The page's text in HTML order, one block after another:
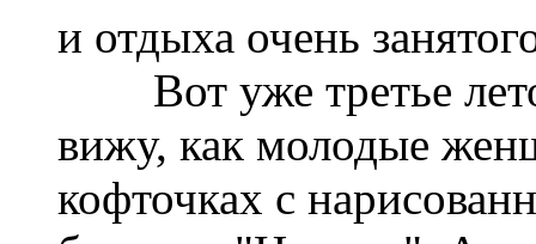
и отдыха очень
Вот уже третье лето
вижу, как молодые
кофточках с